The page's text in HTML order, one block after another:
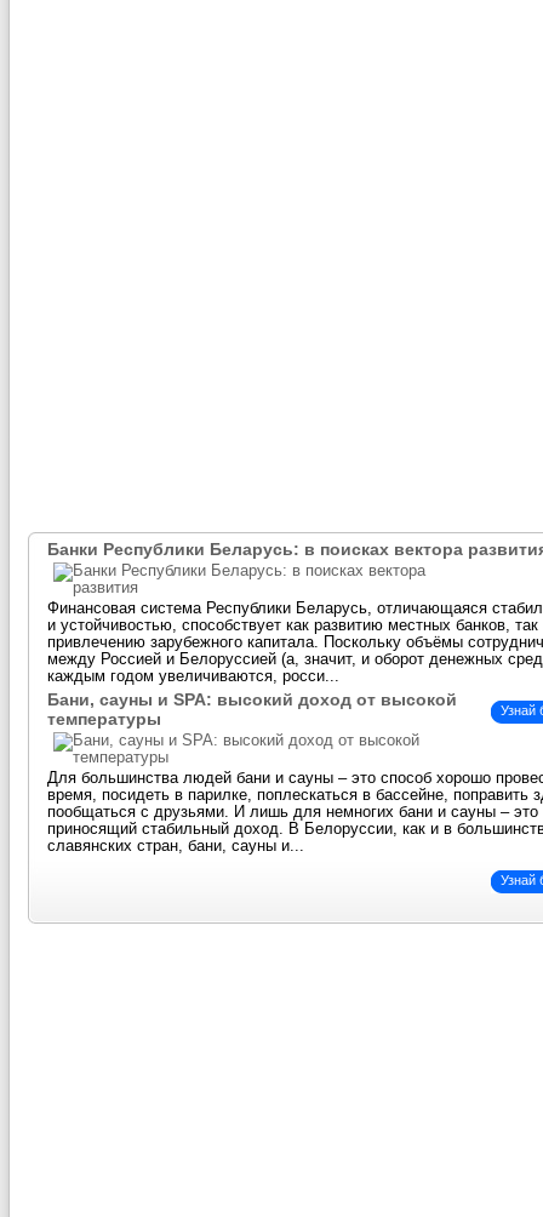
Банки Республики Беларусь: в поисках вектора
Финансовая система Республики Беларусь, отличающаяся
и устойчивостью, способствует как развитию местных банков, так
привлечению зарубежного капитала. Поскольку объёмы
между Россией и Белоруссией (а, значит, и оборот денежных
каждым годом увеличиваются, росси...
Узнай
Бани, сауны и SPA: высокий доход от высокой
температуры
Для большинства людей бани и сауны – это способ хорошо
время, посидеть в парилке, поплескаться в бассейне, поправить
пообщаться с друзьями. И лишь для немногих бани и сауны – это
приносящий стабильный доход. В Белоруссии, как и в
славянских стран, бани, сауны и...
Узнай